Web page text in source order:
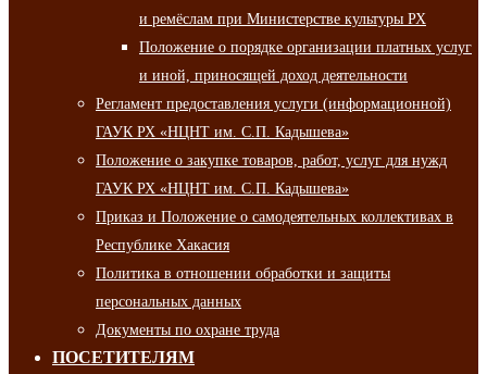
и ремёслам при Министерстве культуры РХ
Положение о порядке организации платных услуг
и иной, приносящей доход деятельности
Регламент предоставления услуги (информационной)
ГАУК РХ «НЦНТ им. С.П. Кадышева»
Положение о закупке товаров, работ, услуг для нужд
ГАУК РХ «НЦНТ им. С.П. Кадышева»
Приказ и Положение о самодеятельных коллективах в
Республике Хакасия
Политика в отношении обработки и защиты
персональных данных
Документы по охране труда
ПОСЕТИТЕЛЯМ